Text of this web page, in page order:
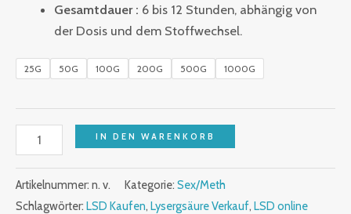
Gesamtdauer : 6 bis 12 Stunden, abhängig von
der Dosis und dem Stoffwechsel.
25G 50G 100G 200G 500G 1000G
IN DEN WARENKORB
Artikelnummer: n. v. Kategorie: Sex/Meth
Schlagwörter: LSD Kaufen, Lysergsäure Verkauf, LSD online